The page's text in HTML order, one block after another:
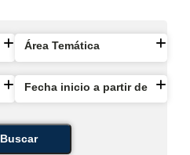
Área Temática
Fecha inicio a partir de
Buscar